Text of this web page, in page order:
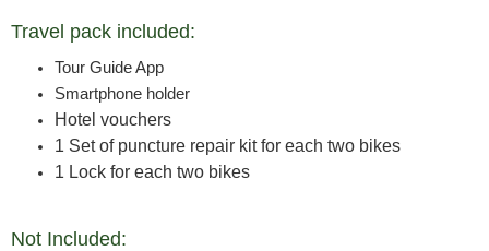
Travel pack included:
Tour Guide App
Smartphone holder
Hotel vouchers
1 Set of puncture repair kit for each two bikes
1 Lock for each two bikes
Not Included: